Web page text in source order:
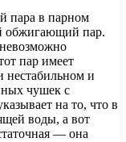
пара в парном
обжигающий пар.
пар имеет
нестабильном и
чушек с
на то, что в
воды, а вот
— она